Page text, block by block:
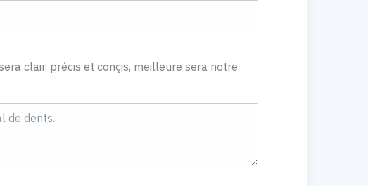
clair, précis et conçis, meilleure sera notre